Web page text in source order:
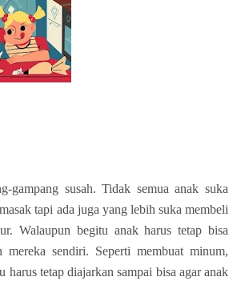
gampang susah. Tidak semua anak suka
tapi ada juga yang lebih suka membeli
Walaupun begitu anak harus tetap bisa
sendiri. Seperti membuat minum,
harus tetap diajarkan sampai bisa agar anak